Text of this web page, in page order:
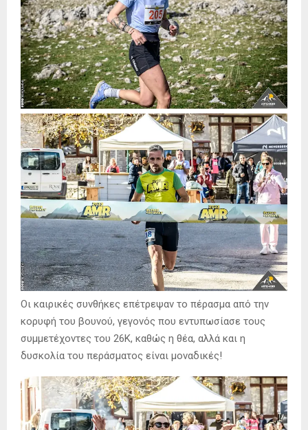
Οι καιρικές συνθήκες επέτρεψαν το πέρασμα από την
κορυφή του βουνού, γεγονός που εντυπωσίασε τους
συμμετέχοντες του 26Κ, καθώς η θέα, αλλά και η
δυσκολία του περάσματος είναι μοναδικές!